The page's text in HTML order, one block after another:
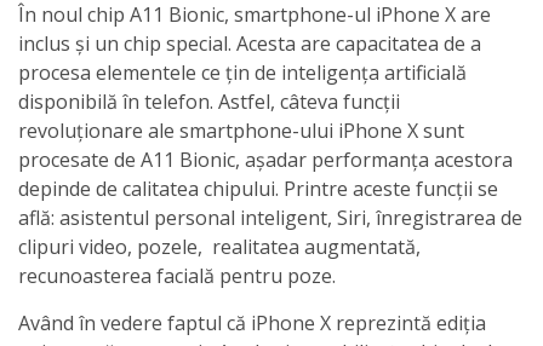
În noul chip A11 Bionic, smartphone-ul iPhone X are
inclus și un chip special. Acesta are capacitatea de a
procesa elementele ce țin de inteligența artificială
disponibilă în telefon. Astfel, câteva funcții
revoluționare ale smartphone-ului iPhone X sunt
procesate de A11 Bionic, așadar performanța acestora
depinde de calitatea chipului. Printre aceste funcții se
află: asistentul personal inteligent, Siri, înregistrarea de
clipuri video, pozele, realitatea augmentată,
recunoasterea facială pentru poze.
Având în vedere faptul că iPhone X reprezintă ediția